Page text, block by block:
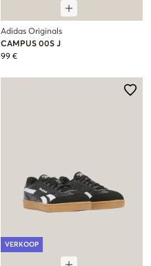
Adidas Originals
CAMPUS 00S J
99 €
VERKOOP